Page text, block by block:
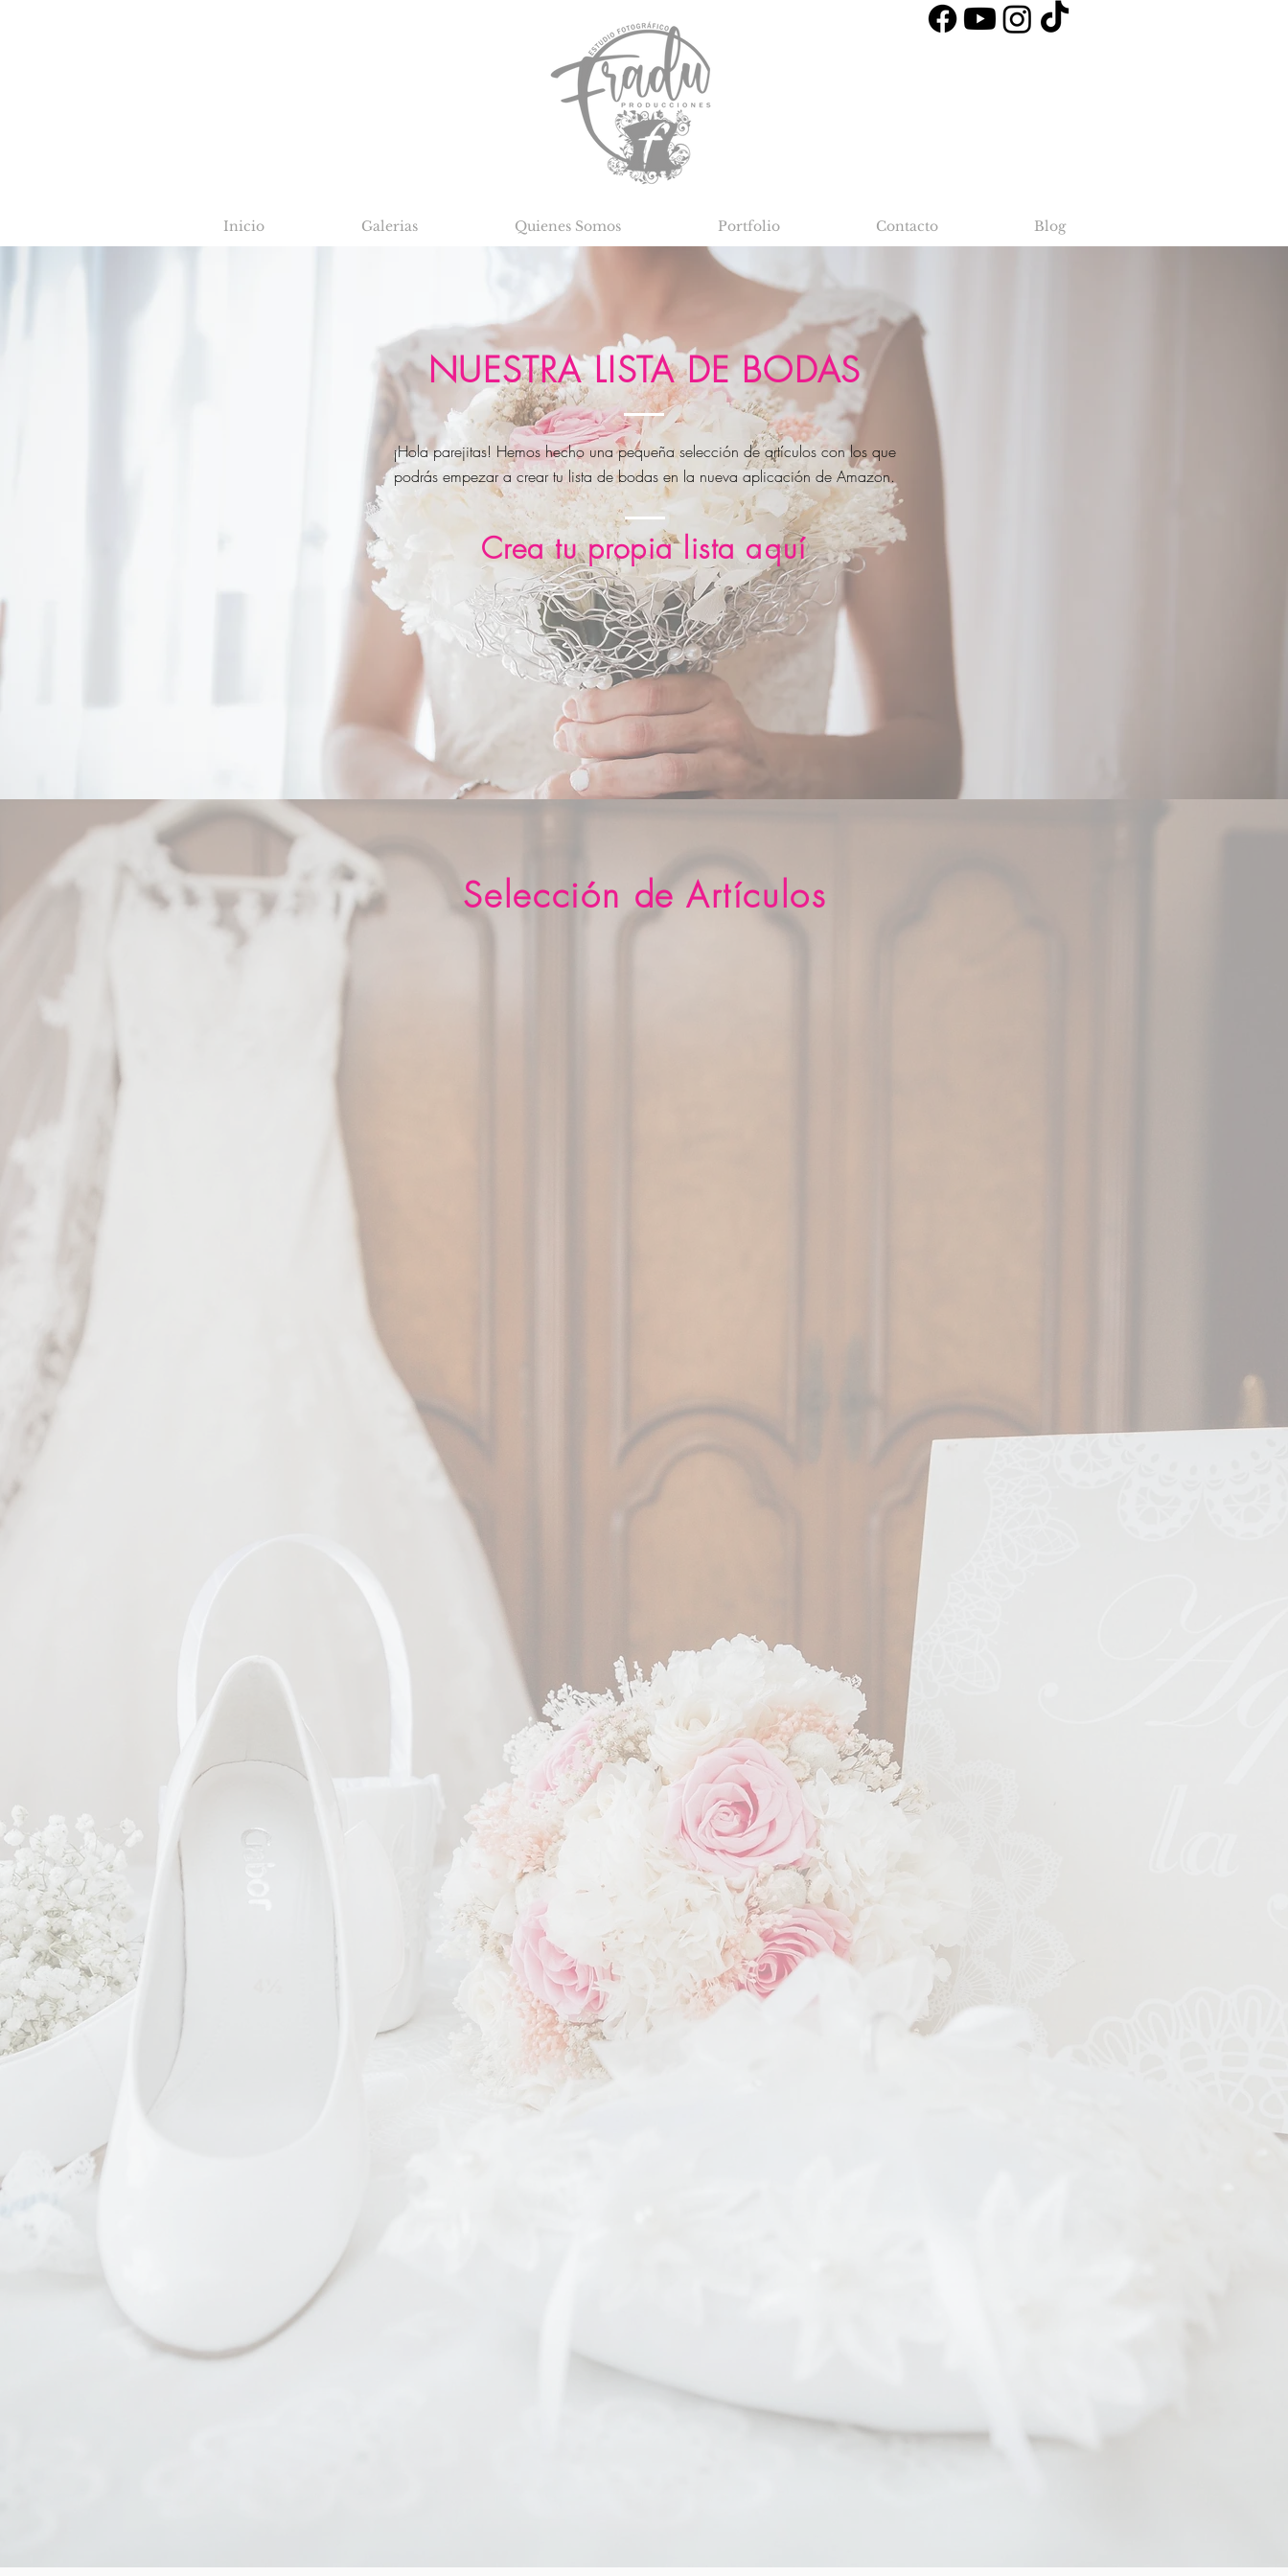
Inicio Galerias Quienes Somos Portfolio Contacto Blog
NUESTRA LISTA DE BODAS
¡Hola parejitas! Hemos hecho una pequeña selección de artículos con los que
podrás empezar a crear tu lista de bodas en la nueva aplicación de Amazon.
Crea tu propia lista aquí
Selección deArtículos